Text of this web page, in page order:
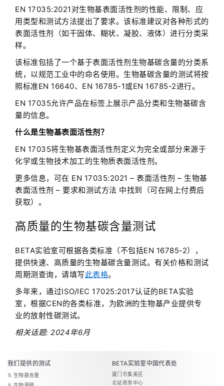
EN 17035:2021对生物基表面活性剂的性能、限制、应
用类型和测试方法提出了要求。该标准建议对各种形式的
表面活性剂（如干固体、糊状、凝胶、液体）进行分类采
样。
该标准包括了一个基于表面活性剂生物基碳含量的分类系
统，以规范工业中的命名使用。生物基碳含量的测试将按
照标准EN 16640、EN 16785-1或EN 16785-2进行。
EN 17035允许产品在标签上展示产品分类和生物基碳含
量的信息。
什么是生物基表面活性剂？
EN 17035将生物基表面活性剂定义为完全或部分来源于
化学或生物技术加工的生物质表面活性剂。
更多信息，可在 EN 17035:2021 – 表面活性剂 – 生物基
表面活性剂 – 要求和测试方法 中找到（可在网上付费后
获取）。
高质量的生物基碳含量测试
BETA实验室可根据各类标准（不包括EN 16785-2），
提供快速、高质量的生物基碳含量测试。有关价格和测试
周期测查询，请填写此表格。
多年来，通过ISO/IEC 17025:2017认证的BETA实验
室，根据CEN的各类标准，为欧洲的生物基产业提供专
业的放射性碳测试。
相关话题: 2024年6月